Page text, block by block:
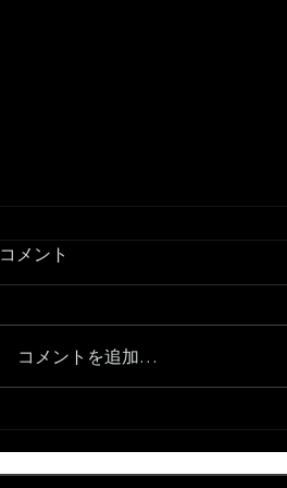
貌
コメント
コメントを追加…